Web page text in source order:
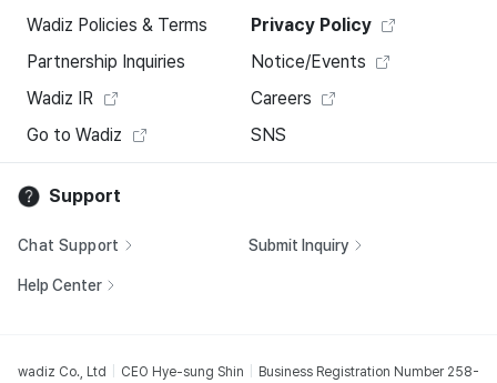
Wadiz Policies & Terms
Privacy Policy
Partnership Inquiries
Notice/Events
Wadiz IR
Careers
Go to Wadiz
SNS
Support
Chat Support Submit Inquiry
Help Center
wadiz Co., Ltd CEO Hye-sung Shin
Business Registration Number 258-